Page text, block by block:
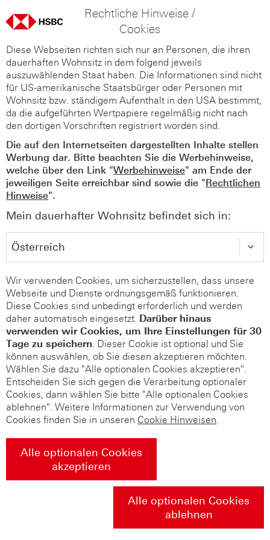
Rechtliche Hinweise /
Cookies
Diese Webseiten richten sich nur an Personen, die ihren
dauerhaften Wohnsitz in dem folgend jeweils
auszuwählenden Staat haben. Die Informationen sind nicht
für US-amerikanische Staatsbürger oder Personen mit
Wohnsitz bzw. ständigem Aufenthalt in den USA bestimmt,
da die aufgeführten Wertpapiere regelmäßig nicht nach
den dortigen Vorschriften registriert worden sind.
Die auf den Internetseiten dargestellten Inhalte stellen
Werbung dar. Bitte beachten Sie die Werbehinweise,
welche über den Link "Werbehinweise" am Ende der
jeweiligen Seite erreichbar sind sowie die "Rechtlichen
Hinweise".
Mein dauerhafter Wohnsitz befindet sich in:
Wir verwenden Cookies, um sicherzustellen, dass unsere
Webseite und Dienste ordnungsgemäß funktionieren.
Diese Cookies sind unbedingt erforderlich und werden
daher automatisch eingesetzt. Darüber hinaus
verwenden wir Cookies, um Ihre Einstellungen für 30
Tage zu speichern. Dieser Cookie ist optional und Sie
können auswählen, ob Sie diesen akzeptieren möchten.
Wählen Sie dazu "Alle optionalen Cookies akzeptieren".
Entscheiden Sie sich gegen die Verarbeitung optionaler
Cookies, dann wählen Sie bitte "Alle optionalen Cookies
ablehnen". Weitere Informationen zur Verwendung von
Cookies finden Sie in unseren Cookie Hinweisen.
Alle optionalen Cookies
akzeptieren
Alle optionalen Cookies
ablehnen